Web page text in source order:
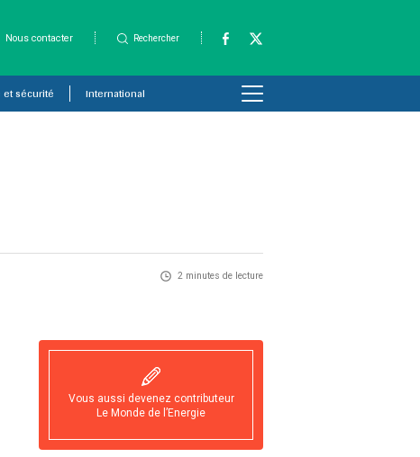
Nous contacter Rechercher
et sécurité International
2 minutes de lecture
Vous aussi devenez contributeur
Le Monde de l’Energie